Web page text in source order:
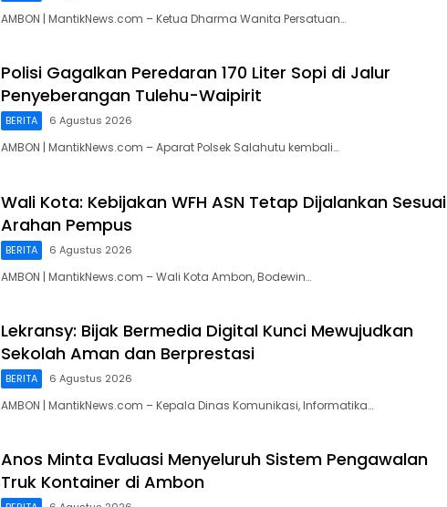
AMBON | MantikNews.com – Ketua Dharma Wanita Persatuan…
Polisi Gagalkan Peredaran 170 Liter Sopi di Jalur
Penyeberangan Tulehu-Waipirit
BERITA 6 Agustus 2026
AMBON | MantikNews.com – Aparat Polsek Salahutu kembali…
Wali Kota: Kebijakan WFH ASN Tetap Dijalankan Sesuai
Arahan Pempus
BERITA 6 Agustus 2026
AMBON | MantikNews.com – Wali Kota Ambon, Bodewin…
Lekransy: Bijak Bermedia Digital Kunci Mewujudkan
Sekolah Aman dan Berprestasi
BERITA 6 Agustus 2026
AMBON | MantikNews.com – Kepala Dinas Komunikasi, Informatika…
Anos Minta Evaluasi Menyeluruh Sistem Pengawalan
Truk Kontainer di Ambon